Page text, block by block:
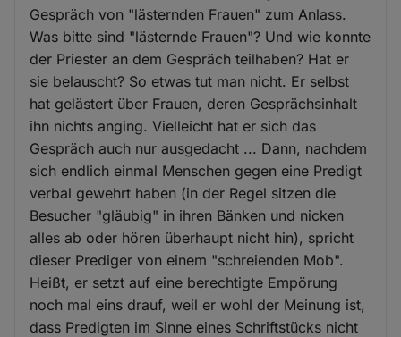
Gespräch von "lästernden Frauen" zum Anlass.
Was bitte sind "lästernde Frauen"? Und wie konnte
der Priester an dem Gespräch teilhaben? Hat er
sie belauscht? So etwas tut man nicht. Er selbst
hat gelästert über Frauen, deren Gesprächsinhalt
ihn nichts anging. Vielleicht hat er sich das
Gespräch auch nur ausgedacht ... Dann, nachdem
sich endlich einmal Menschen gegen eine Predigt
verbal gewehrt haben (in der Regel sitzen die
Besucher "gläubig" in ihren Bänken und nicken
alles ab oder hören überhaupt nicht hin), spricht
dieser Prediger von einem "schreienden Mob".
Heißt, er setzt auf eine berechtigte Empörung
noch mal eins drauf, weil er wohl der Meinung ist,
dass Predigten im Sinne eines Schriftstücks nicht